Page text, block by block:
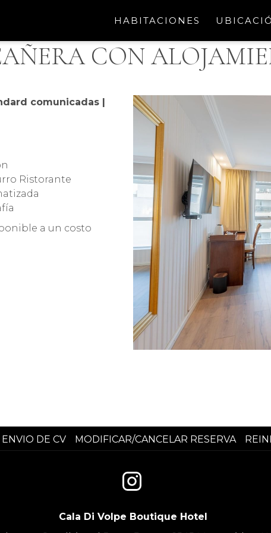
HABITACIONES
CON
comunicadas |
Ristorante
a un costo
ENVIO DE CV MODIFICAR/CANCELAR RESERVA
Cala Di Volpe Boutique Hotel​